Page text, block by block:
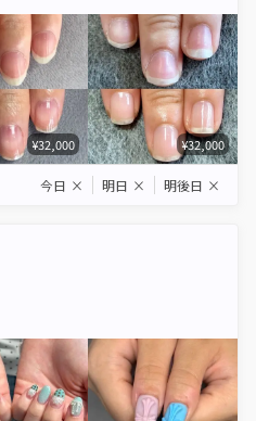
¥32,000 ¥32,000
今日 × 明日 × 明後日 ×